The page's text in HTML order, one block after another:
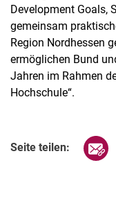
Development Goals,
gemeinsam
Region Nordhessen
ermöglichen Bund
Jahren im Rahmen
Hochschule“.
Seite teilen: